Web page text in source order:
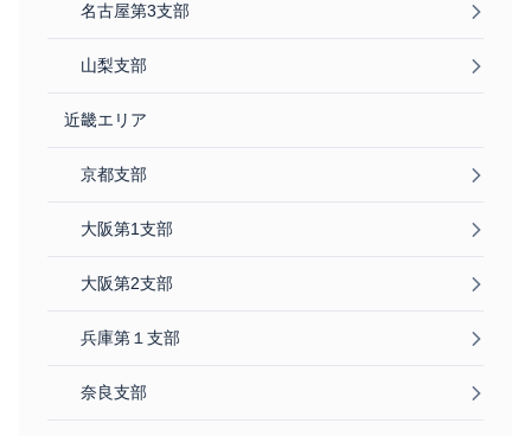
名古屋第3支部
山梨支部
近畿エリア
京都支部
大阪第1支部
大阪第2支部
兵庫第１支部
奈良支部